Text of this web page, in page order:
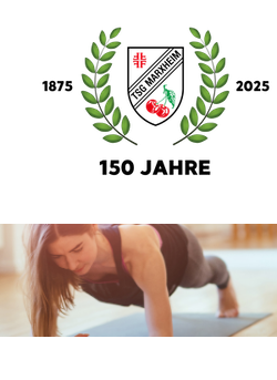
content